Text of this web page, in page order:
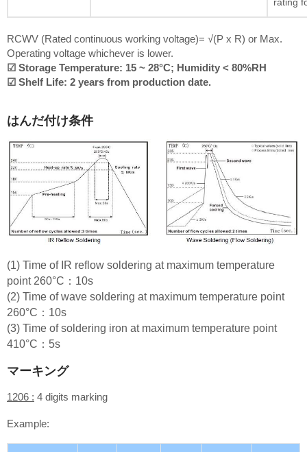
RCWV (Rated continuous working voltage)= √(P x R) or Max.
Operating voltage whichever is lower.
☑ Storage Temperature: 15 ~ 28°C; Humidity < 80%RH
☑ Shelf Life: 2 years from production date.
はんだ付け条件
(1) Time of IR reflow soldering at maximum temperature
point 260°C：10s
(2) Time of wave soldering at maximum temperature point
260°C：10s
(3) Time of soldering iron at maximum temperature point
410°C：5s
マーキング
1206 : 4 digits marking
Example: